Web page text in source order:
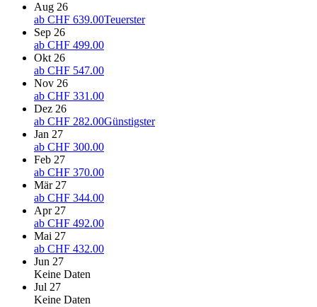
Aug 26
ab CHF 639.00Teuerster
Sep 26
ab CHF 499.00
Okt 26
ab CHF 547.00
Nov 26
ab CHF 331.00
Dez 26
ab CHF 282.00Günstigster
Jan 27
ab CHF 300.00
Feb 27
ab CHF 370.00
Mär 27
ab CHF 344.00
Apr 27
ab CHF 492.00
Mai 27
ab CHF 432.00
Jun 27
Keine Daten
Jul 27
Keine Daten